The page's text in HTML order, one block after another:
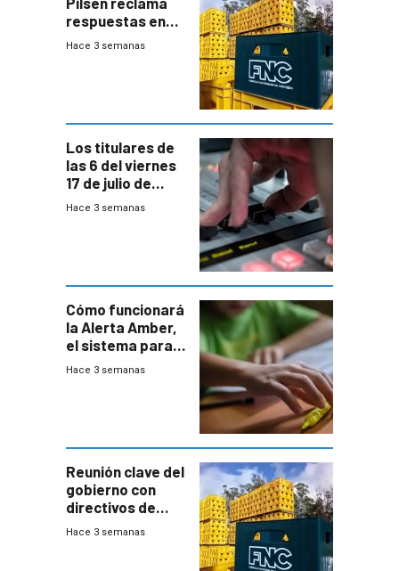
respuestas en
medio de
Hace 3 semanas
Los titulares de
las 6 del viernes
17 de julio de
2026
Hace 3 semanas
Cómo funcionará
la Alerta Amber,
el sistema para
la búsqueda
Hace 3 semanas
Reunión clave del
gobierno con
directivos de
Fábricas
Hace 3 semanas